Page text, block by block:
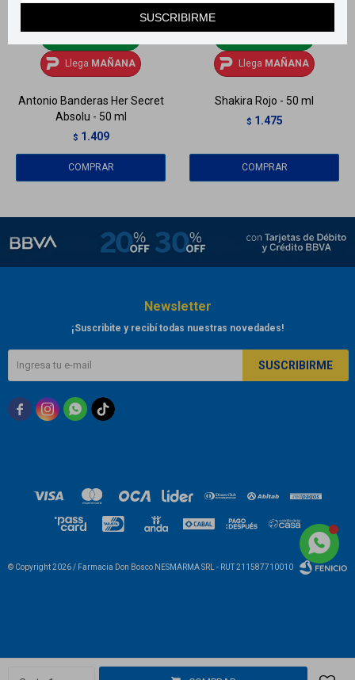
SUSCRIBIRME
Llega MAÑANA
Antonio Banderas Her Secret
Absolu - 50 ml
$ 1.409
Llega MAÑANA
Shakira Rojo - 50 ml
$ 1.475
Newsletter
¡Suscribite y recibí todas nuestras novedades!
SUSCRIBIRME
  
© Copyright 2026 / Farmacia Don Bosco NESMARMA SRL - RUT 211587710010
Fenicio